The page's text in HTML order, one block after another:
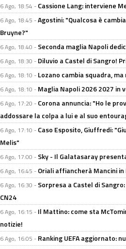
6 Ago, 18:54 - Cassione Lang: interviene
6 Ago, 18:45 -Agostini: "Qualcosa è
Bruyne?"
6 Ago, 18:40 - Seconda maglia Napoli
6 Ago, 18:30 - Diluvio a Castel di Sangro!
6 Ago, 18:10 - Lozano cambia squadra,
6 Ago, 18:10 - Maglia Napoli 2026 2027 in
6 Ago, 17:20 - Corona annuncia: "Ho le
addossare la colpa a lui e al suo
6 Ago, 17:10 - Caso Esposito, Giuffredi:
Melis"
6 Ago, 17:00 - Sky - Il Galatasaray
6 Ago, 16:45 - Oriali affiancherà Mancini
6 Ago, 16:30 - Sorpresa a Castel di
CN24
6 Ago, 16:15 - Il Mattino: come sta
notizie!
6 Ago, 16:05 - Ranking UEFA aggiornato: